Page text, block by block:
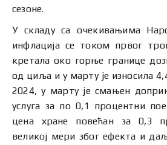
сезоне.
У складу са очекивањима
инфлација се током првог
кретала око горње границе
од циља и у марту је износила
2024, у марту је смањен
услуга за по 0,1 процентни
цена хране повећан за 0,3
великој мери због ефекта и